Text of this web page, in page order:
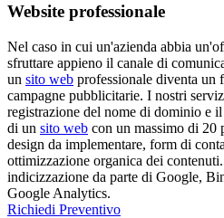
Website professionale
Nel caso in cui un'azienda abbia
sfruttare appieno il canale di
un sito web professionale diventa un
campagne pubblicitarie. I nostri
registrazione del nome di dominio e
di un sito web con un massimo di 20
design da implementare, form di
ottimizzazione organica dei
indicizzazione da parte di Google,
Google Analytics.
Richiedi Preventivo